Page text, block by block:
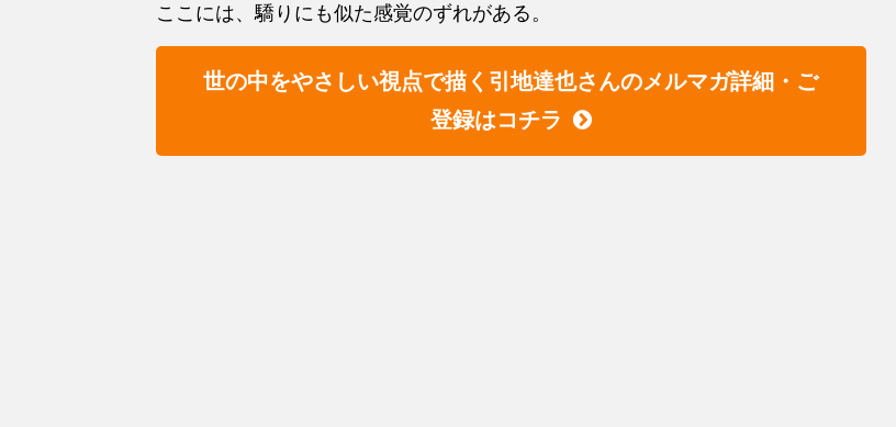
ここには、驕りにも似た感覚のずれがある。
世の中をやさしい視点で描く引地達也さんのメルマガ詳細・ご
登録はコチラ